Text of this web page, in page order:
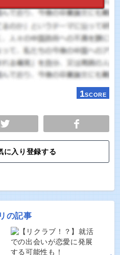
1SCORE
に入り登録する
の記事